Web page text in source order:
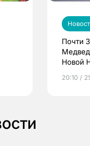
Почти
Новой
20:10 /